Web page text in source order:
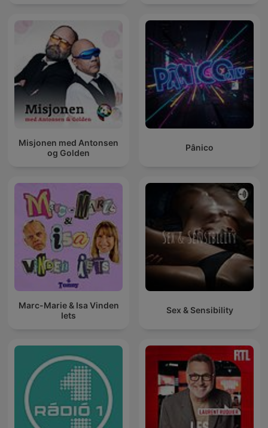
Misjonen med Antonsen
og Golden
Pânico
Marc-Marie & Isa Vinden
Iets
Sex & Sensibility